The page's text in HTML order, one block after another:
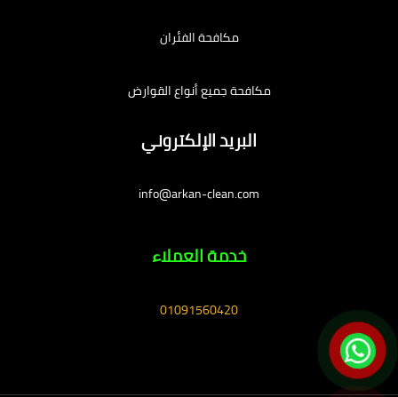
مكافحة الفئران
مكافحة جميع أنواع القوارض
البريد الإلكتروني
info@arkan-clean.com
خدمة العملاء
01091560420